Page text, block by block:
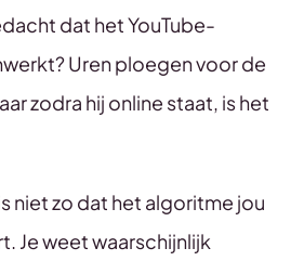
dat het YouTube-
Uren ploegen voor de
zodra hij online staat, is het
niet zo dat het algoritme jou
Je weet waarschijnlijk